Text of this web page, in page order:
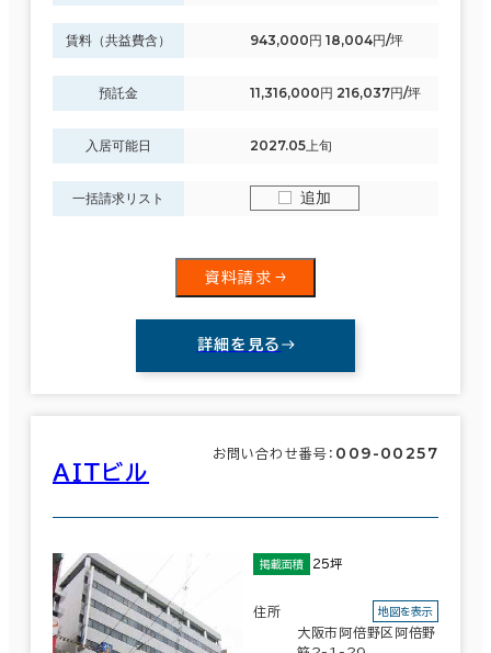
賃料（共益費含） 943,000円 18,004円/坪
預託金 11,316,000円 216,037円/坪
入居可能日 2027.05上旬
一括請求リスト 追加
資料請求
詳細を見る
ＡＩＴビル
お問い合わせ番号： 009-00257
掲載面積 25坪
住所
大阪市阿倍野区阿倍野
地図を表示